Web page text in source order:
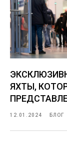
ЯХТЫ,
12.01.2024 БЛОГ